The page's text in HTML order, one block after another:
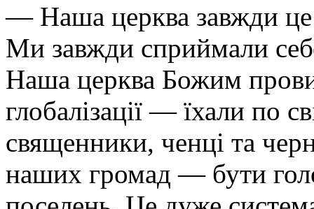
— Наша церква завжди це
Ми завжди сприймали
Наша церква Божим
глобалізації — їхали по
священники, ченці та
наших громад — бути